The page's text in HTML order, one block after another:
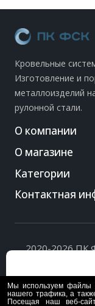
Кровельные
Изготовление и
металлоизделий
рулонной стали.
О компании
О магазине
Категории
Контактная
2020-2026 ПК
Политика
Пользуясь
Мы используем файлы
нашего трафика, а
Посещая наш веб-